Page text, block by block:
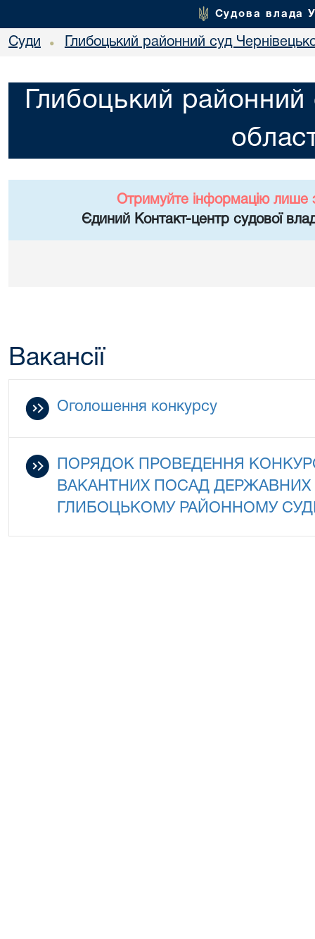
Судова влада
Суди • Глибоцький районний суд
Глибоцький районний
Отримуйте інформацію лише
Єдиний Контакт-центр судової
Вакансії
Оголошення конкурсу
ПОРЯДОК ПРОВЕДЕННЯ
ВАКАНТНИХ ПОСАД ДЕРЖАВНИХ
ГЛИБОЦЬКОМУ РАЙОННОМУ